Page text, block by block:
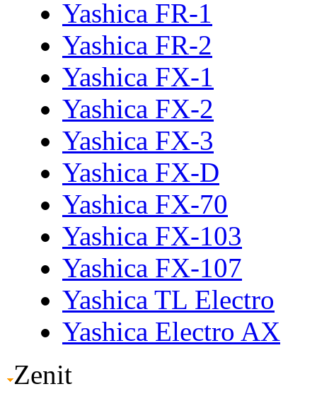
Yashica FR-1
Yashica FR-2
Yashica FX-1
Yashica FX-2
Yashica FX-3
Yashica FX-D
Yashica FX-70
Yashica FX-103
Yashica FX-107
Yashica TL Electro
Yashica Electro AX
Zenit